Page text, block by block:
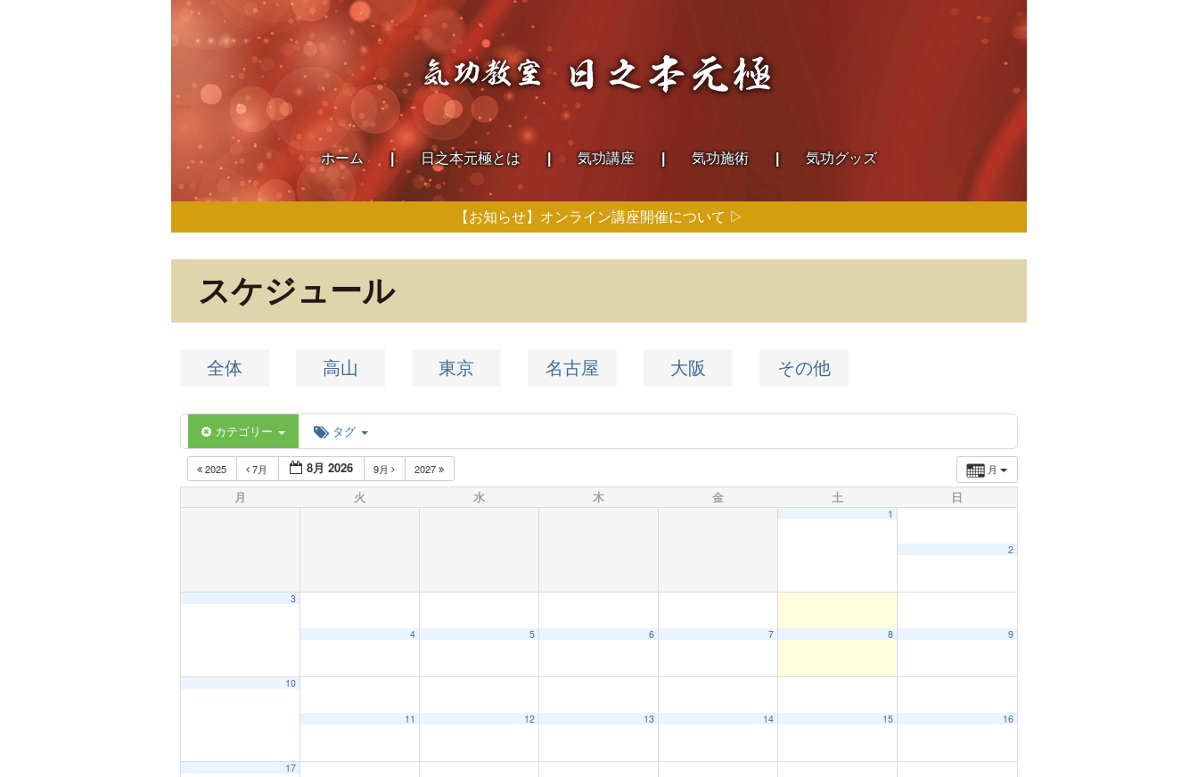
ホーム 日之本元極とは 気功講座 気功施術 気功グッズ
【お知らせ】オンライン講座開催について ▷
スケジュール
全体 高山 東京 名古屋 大阪 その他
カテゴリー タグ
月
2025 7月 8月 2026 9月 2027
月 火 水 木 金 土 日
1
2
3
4 5 6 7 8 9
10
11 12 13 14 15 16
17